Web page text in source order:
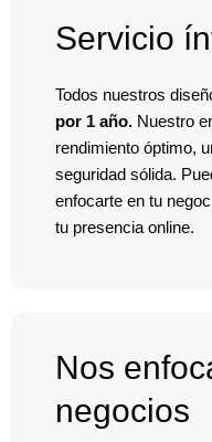
Servicio
Todos nuestros
por 1 año. Nuestro
rendimiento óptimo,
seguridad sólida.
enfocarte en tu
tu presencia online.
Nos
negocios